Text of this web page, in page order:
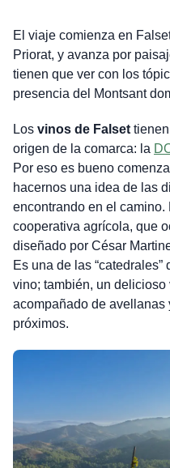
El viaje comienza en
Priorat, y avanza por
tienen que ver con los
presencia del Montsant
Los vinos de Falsettienen
origen de la comarca: la
Por eso es bueno
hacernos una idea de las
encontrando en el
cooperativa agrícola, que
diseñado por César
Es una de las
vino; también, un
acompañado de avellanas
próximos.